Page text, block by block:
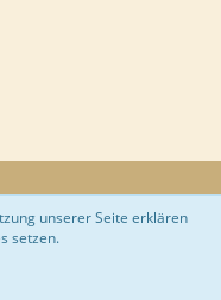
unserer Seite erklären
setzen.